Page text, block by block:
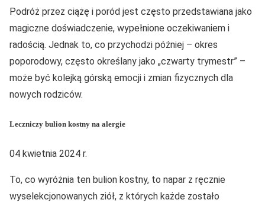
Podróż przez ciążę i poród jest często przedstawiana jako
magiczne doświadczenie, wypełnione oczekiwaniem i
radością. Jednak to, co przychodzi później – okres
poporodowy, często określany jako „czwarty trymestr” –
może być kolejką górską emocji i zmian fizycznych dla
nowych rodziców.
Leczniczy bulion kostny na alergie
04 kwietnia 2024 r.
To, co wyróżnia ten bulion kostny, to napar z ręcznie
wyselekcjonowanych ziół, z których każde zostało